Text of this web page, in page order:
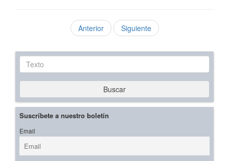
Anterior Siguiente
Texto
Buscar
Suscríbete a nuestro boletín
Email